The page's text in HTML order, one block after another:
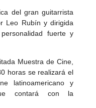
del gran guitarrista
Leo Rubín y dirigida
fuerte y
Muestra de Cine,
horas se realizará el
latinoamericano y
contará con la